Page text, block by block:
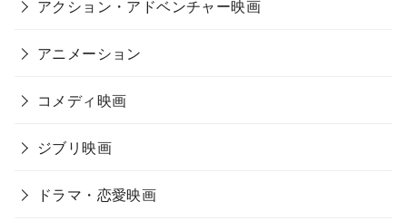
アクション・アドベンチャー映画
アニメーション
コメディ映画
ジブリ映画
ドラマ・恋愛映画